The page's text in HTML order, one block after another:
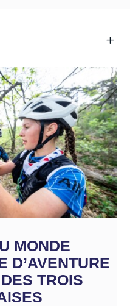
MONDE
D’AVENTURE
TROIS